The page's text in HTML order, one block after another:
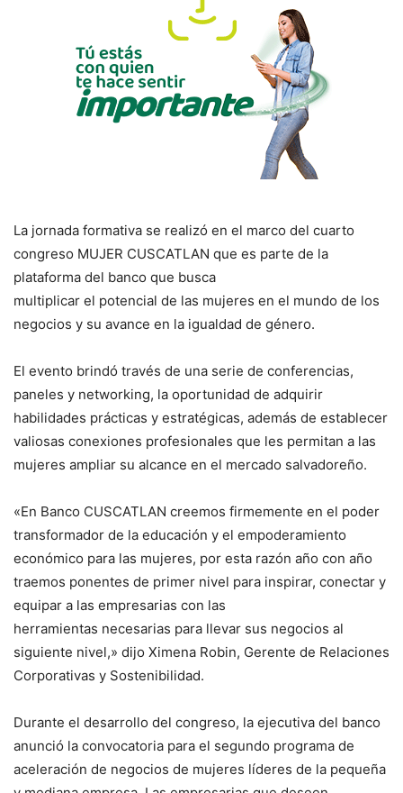
La jornada formativa se realizó en el marco del cuarto
congreso MUJER CUSCATLAN que es parte de la
plataforma del banco que busca
multiplicar el potencial de las mujeres en el mundo de los
negocios y su avance en la igualdad de género.
El evento brindó través de una serie de conferencias,
paneles y networking, la oportunidad de adquirir
habilidades prácticas y estratégicas, además de establecer
valiosas conexiones profesionales que les permitan a las
mujeres ampliar su alcance en el mercado salvadoreño.
«En Banco CUSCATLAN creemos firmemente en el poder
transformador de la educación y el empoderamiento
económico para las mujeres, por esta razón año con año
traemos ponentes de primer nivel para inspirar, conectar y
equipar a las empresarias con las
herramientas necesarias para llevar sus negocios al
siguiente nivel,» dijo Ximena Robin, Gerente de Relaciones
Corporativas y Sostenibilidad.
Durante el desarrollo del congreso, la ejecutiva del banco
anunció la convocatoria para el segundo programa de
aceleración de negocios de mujeres líderes de la pequeña